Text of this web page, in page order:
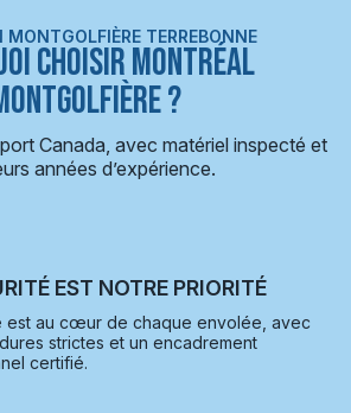
MONTGOLFIÈRE TERREBONNE
CHOISIR MONTRÉAL
?
Canada, avec matériel inspecté et
années d’expérience.
EST NOTRE PRIORITÉ
est au cœur de chaque envolée, avec
strictes et un encadrement
certifié.